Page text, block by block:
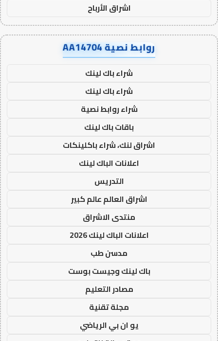
اشراق الأرباح
روابط نصية AA14704
شراء باك لينك
شراء باك لينك
شراء روابط نصية
باقات باك لينك
اشراق لنك، شراء باكلينكات
اعلانات الباك لينك
التدريس
اشراق العالم عالم كبير
منتدى الاشراق
اعلانات الباك لينك 2026
مدسن طب
باك لينك وجيست بوست
مصادر التعليم
مجلة تقنية
يو ان بي الرياضي